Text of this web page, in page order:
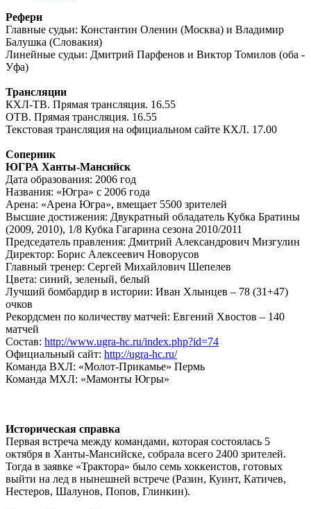
Рефери
Главные судьи: Константин Оленин (Москва) и Владимир
Балушка (Словакия)
Линейные судьи: Дмитрий Парфенов и Виктор Томилов (оба -
Уфа)
Трансляции
КХЛ-ТВ. Прямая трансляция. 16.55
ОТВ. Прямая трансляция. 16.55
Текстовая трансляция на официальном сайте КХЛ. 17.00
Соперник
ЮГРА Ханты-Мансийск
Дата образования: 2006 год
Названия: «Югра» с 2006 года
Арена: «Арена Югра», вмещает 5500 зрителей
Высшие достижения: Двукратный обладатель Кубка Братины
(2009, 2010), 1/8 Кубка Гагарина сезона 2010/2011
Председатель правления: Дмитрий Александрович Мизгулин
Директор: Борис Алексеевич Новорусов
Главный тренер: Сергей Михайлович Шепелев
Цвета: синий, зеленый, белый
Лучший бомбардир в истории: Иван Хлынцев – 78 (31+47)
очков
Рекордсмен по количеству матчей: Евгений Хвостов – 140
матчей
Состав: http://www.ugra-hc.ru/index.php?id=74
Официальный сайт: http://ugra-hc.ru/
Команда ВХЛ: «Молот-Прикамье» Пермь
Команда МХЛ: «Мамонты Югры»
Историческая справка
Первая встреча между командами, которая состоялась 5
октября в Ханты-Мансийске, собрала всего 2400 зрителей.
Тогда в заявке «Трактора» было семь хоккеистов, готовых
выйти на лед в нынешней встрече (Разин, Куинт, Катичев,
Нестеров, Шалунов, Попов, Глинкин).